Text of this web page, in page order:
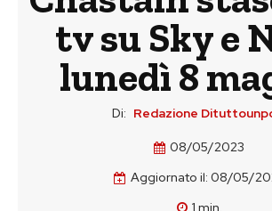
tv su Sky e
lunedì 8
Di: Redazione
08/05/2023
Aggiornato il: 08/05/